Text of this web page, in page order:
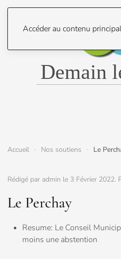
Accéder au contenu
Demain
Accueil Nos soutiens Le
Rédigé par admin le 3 Février 2022.
Le Perchay
Resume: Le Conseil
moins une abstention